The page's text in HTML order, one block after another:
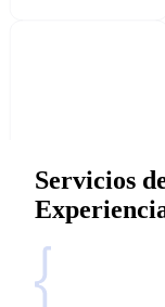
Servicios